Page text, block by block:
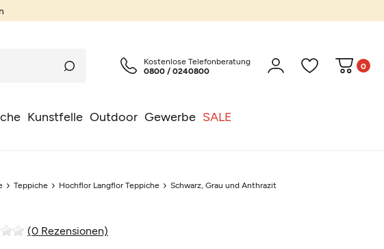
Kunstfelle Outdoor Gewerbe SALE
Kostenlose Telefonberatung
0800 / 0240800
0
Teppiche Hochflor Langflor Teppiche Schwarz, Grau und Anthrazit
(0 Rezensionen)